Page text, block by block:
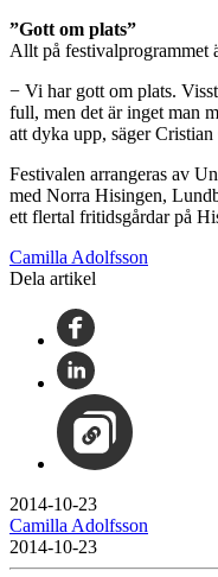
”Gott om plats”
Allt på festivalprogrammet
− Vi har gott om plats.
full, men det är inget man
att dyka upp, säger
Festivalen arrangeras av
med Norra Hisingen,
ett flertal fritidsgårdar på
Camilla Adolfsson
Dela artikel
2014-10-23
Camilla Adolfsson
2014-10-23